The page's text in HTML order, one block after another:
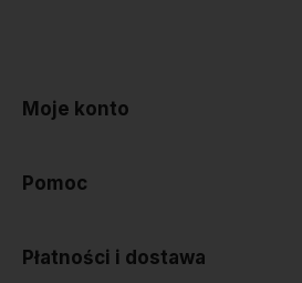
Moje konto
Pomoc
Płatności i dostawa